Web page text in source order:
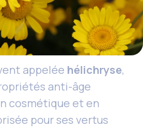
appelée hélichryse,
anti-âge
cosmétique et en
pour ses vertus